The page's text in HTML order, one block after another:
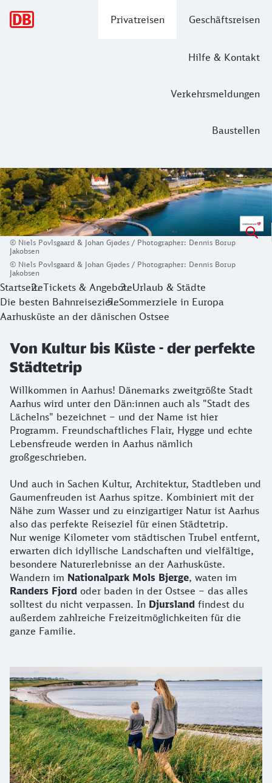
Privatreisen Geschäftsreisen
Hilfe & Kontakt
Verkehrsmeldungen
Baustellen
Von Kultur bis Küste - der perfekte
Willkommen in Aarhus! Dänemarks zweitgrößte Stadt
Und auch in Sachen Kultur, Architektur, Stadtleben und
Nur wenige Kilometer vom städtischen Trubel entfernt,
© Niels Povlsgaard & Johan Gjødes / Photographer: Dennis Borup
Jakobsen
© Niels Povlsgaard & Johan Gjødes / Photographer: Dennis Borup
Jakobsen
StartseiteTickets & AngeboteUrlaub & Städte
Die besten BahnreisezieleSommerziele in Europa
Aarhusküste an der dänischen Ostsee
Von Kultur bis Küste - der perfekte
Städtetrip
Willkommen in Aarhus! Dänemarks zweitgrößte Stadt
Aarhus wird unter den Dän:innen auch als "Stadt des
Lächelns" bezeichnet – und der Name ist hier
Programm. Freundschaftliches Flair, Hygge und echte
Lebensfreude werden in Aarhus nämlich
großgeschrieben.
Und auch in Sachen Kultur, Architektur, Stadtleben und
Gaumenfreuden ist Aarhus spitze. Kombiniert mit der
Nähe zum Wasser und zu einzigartiger Natur ist Aarhus
also das perfekte Reiseziel für einen Städtetrip.
Nur wenige Kilometer vom städtischen Trubel entfernt,
erwarten dich idyllische Landschaften und vielfältige,
besondere Naturerlebnisse an der Aarhusküste.
Wandern im Nationalpark Mols Bjerge, waten im
Randers Fjord oder baden in der Ostsee – das alles
solltest du nicht verpassen. In Djursland findest du
außerdem zahlreiche Freizeitmöglichkeiten für die
ganze Familie.